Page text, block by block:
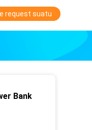
request suatu
Bank